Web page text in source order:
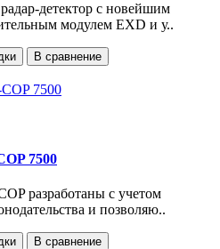
детектор с новейшим
модулем EXD и у..
В сравнение
7500
разработаны с учетом
и позволяю..
В сравнение